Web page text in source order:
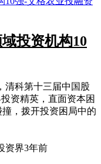
投资机构10
清科第十三届中国股
资精英，直面资本困
，拨开投资困局中的
资界3年前